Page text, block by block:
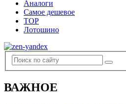
Аналоги
Самое дешевое
TOP
Лотошино
ВАЖНОЕ